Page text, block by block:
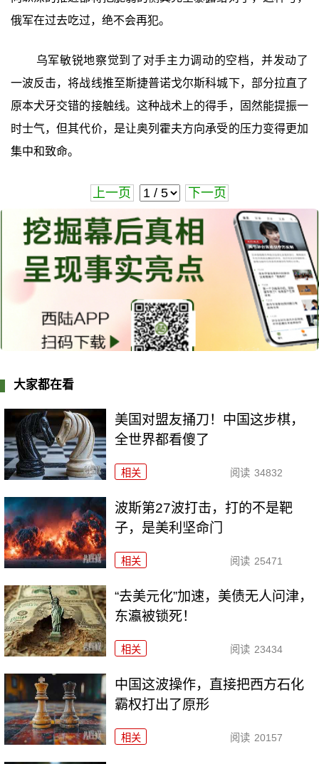
俄军在过去吃过，绝不会再犯。
乌军敏锐地察觉到了对手主力调动的空档，并发动了
一波反击，将战线推至斯捷普诺戈尔斯科城下，部分拉直了
原本犬牙交错的接触线。这种战术上的得手，固然能提振一
时士气，但其代价，是让奥列霍夫方向承受的压力变得更加
集中和致命。
上一页 下一页
大家都在看
美国对盟友捅刀！中国这步棋，
全世界都看傻了
相关 阅读 34832
波斯第27波打击，打的不是靶
子，是美利坚命门
相关 阅读 25471
“去美元化”加速，美债无人问津，
东瀛被锁死！
相关 阅读 23434
中国这波操作，直接把西方石化
霸权打出了原形
相关 阅读 20157